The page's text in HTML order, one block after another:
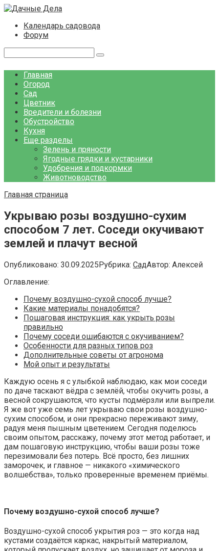
Перейти
контентуКалендарь садовода
Форум
Главная
Огород
Сад
Цветник
Вредители и болезни
Обустройство
Кухня
Еще разделы
Зелень и пряности
Ягодные грядки и кустарники
Удобрения и подкормки
Животноводство
Главная страница
Укрываю розы воздушно-сухим
способом 7 лет. Соседи окучивают
землей и плачут весной
Опубликовано: 30.09.2025Рубрика: СадАвтор: Алексей
Оглавление:
Почему воздушно-сухой способ лучше?
Какие материалы понадобятся?
Пошаговая инструкция: как укрыть розы
правильно
Почему соседи ошибаются с окучиванием?
Особенности для разных типов роз
Дополнительные советы от агронома
Мой опыт и результаты
Каждую осень я с улыбкой наблюдаю, как мои соседи
по даче таскают вёдра с землёй, чтобы окучить розы, а
весной сокрушаются, что кусты подмёрзли или выпрели.
Я же вот уже семь лет укрываю свои розы воздушно-
сухим способом, и они прекрасно переживают зиму,
радуя меня пышным цветением. Сегодня поделюсь
своим опытом, расскажу, почему этот метод работает, и
дам пошаговую инструкцию, чтобы ваши розы тоже
перезимовали без потерь. Всё просто, без лишних
заморочек, и главное — никакого «химического
волшебства», только проверенные временем приёмы.
Почему воздушно-сухой способ лучше?
Воздушно-сухой способ укрытия роз — это когда над
кустами создаётся каркас, накрытый материалом,